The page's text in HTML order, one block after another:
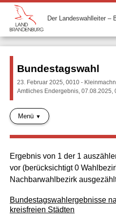
Der Landeswahlleiter –
Bundestagswahl
23. Februar 2025, 0010 -
Amtliches Endergebnis, 07.08.2025,
Menü
Ergebnis von 1 der 1
vor (berücksichtigt 0
Nachbarwahlbezirk
Bundestagswahlergebnisse
kreisfreien Städten